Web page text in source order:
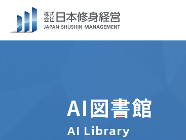
AI図書館
AI Library